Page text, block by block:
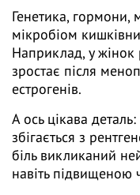
Генетика, гормони,
мікробіом
Наприклад, у
зростає після
естрогенів.
А ось цікава
збігається з
біль викликаний
навіть підвищеною